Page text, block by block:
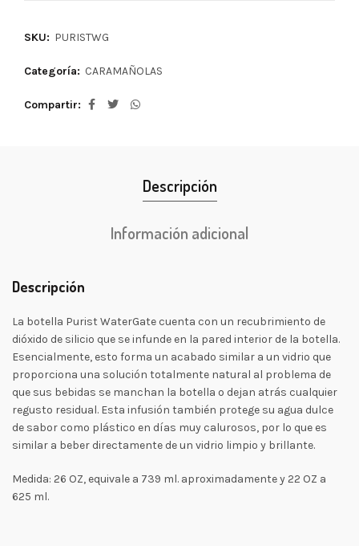
SKU: PURISTWG
Categoría: CARAMAÑOLAS
Compartir
Descripción
Información adicional
Descripción
La botella Purist WaterGate cuenta con un recubrimiento de
dióxido de silicio que se infunde en la pared interior de la botella.
Esencialmente, esto forma un acabado similar a un vidrio que
proporciona una solución totalmente natural al problema de
que sus bebidas se manchan la botella o dejan atrás cualquier
regusto residual. Esta infusión también protege su agua dulce
de sabor como plástico en días muy calurosos, por lo que es
similar a beber directamente de un vidrio limpio y brillante.
Medida: 26 OZ, equivale a 739 ml. aproximadamente y 22 OZ a
625 ml.